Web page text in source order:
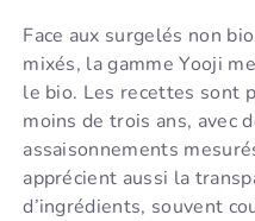
Face aux surgelés non
mixés, la gamme Yooji
le bio. Les recettes sont
moins de trois ans, avec
assaisonnements
apprécient aussi la
d’ingrédients, souvent